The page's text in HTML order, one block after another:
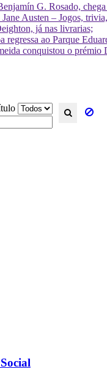
G. Rosado,
Austen – Jogos,
já nas livrarias;
regressa ao Parque
conquistou o